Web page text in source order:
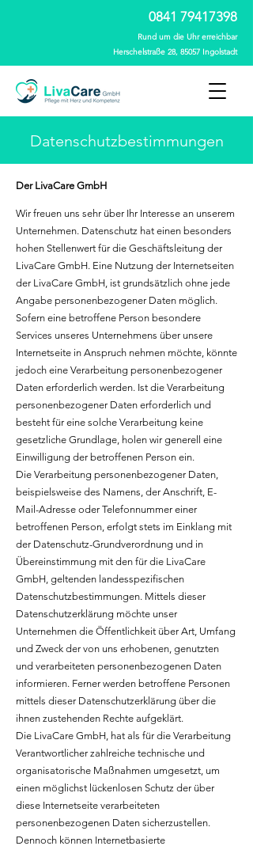
0841 79417398
Rund um die Uhr erreichbar
Herschelstraße 28, 85057 Ingolstadt
Datenschutzbestimmungen
Der LivaCare GmbH
Wir freuen uns sehr über Ihr Interesse an unserem
Unternehmen. Datenschutz hat einen besonders
hohen Stellenwert für die Geschäftsleitung der
LivaCare GmbH. Eine Nutzung der Internetseiten
der LivaCare GmbH, ist grundsätzlich ohne jede
Angabe personenbezogener Daten möglich.
Sofern eine betroffene Person besondere
Services unseres Unternehmens über unsere
Internetseite in Anspruch nehmen möchte, könnte
jedoch eine Verarbeitung personenbezogener
Daten erforderlich werden. Ist die Verarbeitung
personenbezogener Daten erforderlich und
besteht für eine solche Verarbeitung keine
gesetzliche Grundlage, holen wir generell eine
Einwilligung der betroffenen Person ein.
Die Verarbeitung personenbezogener Daten,
beispielsweise des Namens, der Anschrift, E-
Mail-Adresse oder Telefonnummer einer
betroffenen Person, erfolgt stets im Einklang mit
der Datenschutz-Grundverordnung und in
Übereinstimmung mit den für die LivaCare
GmbH, geltenden landesspezifischen
Datenschutzbestimmungen. Mittels dieser
Datenschutzerklärung möchte unser
Unternehmen die Öffentlichkeit über Art, Umfang
und Zweck der von uns erhobenen, genutzten
und verarbeiteten personenbezogenen Daten
informieren. Ferner werden betroffene Personen
mittels dieser Datenschutzerklärung über die
ihnen zustehenden Rechte aufgeklärt.
Die LivaCare GmbH, hat als für die Verarbeitung
Verantwortlicher zahlreiche technische und
organisatorische Maßnahmen umgesetzt, um
einen möglichst lückenlosen Schutz der über
diese Internetseite verarbeiteten
personenbezogenen Daten sicherzustellen.
Dennoch können Internetbasierte